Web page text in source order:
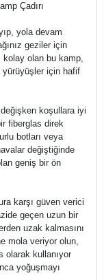
Çadırı
yola devam
geziler için
olan bu kamp,
yürüyüşler için hafif
koşullara iyi
fiberglas direk
botları veya
değiştiğinde
geniş bir ön
karşı güven verici
geçen uzun bir
uzak kalmasını
mola veriyor olun,
olarak kullanıyor
yoğuşmayı